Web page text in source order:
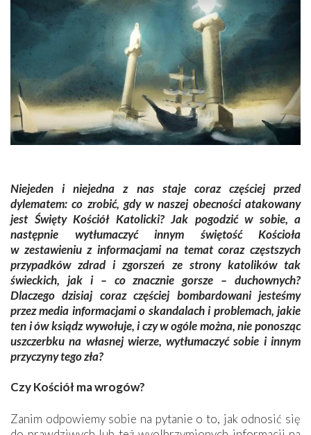
Niejeden i niejedna z nas staje coraz częściej przed
dylematem: co zrobić, gdy w naszej obecności atakowany
jest Święty Kościół Katolicki? Jak pogodzić w sobie, a
następnie wytłumaczyć innym świętość Kościoła
w zestawieniu z informacjami na temat coraz częstszych
przypadków zdrad i zgorszeń ze strony katolików tak
świeckich, jak i – co znacznie gorsze – duchownych?
Dlaczego dzisiaj coraz częściej bombardowani jesteśmy
przez media informacjami o skandalach i problemach, jakie
ten i ów ksiądz wywołuje, i czy w ogóle można, nie ponosząc
uszczerbku na własnej wierze, wytłumaczyć sobie i innym
przyczyny tego zła?
Czy Kościół ma wrogów?
Zanim odpowiemy sobie na pytanie o to, jak odnosić się